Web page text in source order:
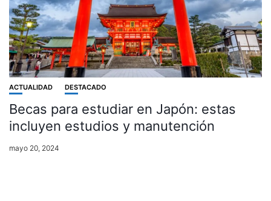
ACTUALIDAD DESTACADO
Becas para estudiar en Japón: estas
incluyen estudios y manutención
mayo 20, 2024